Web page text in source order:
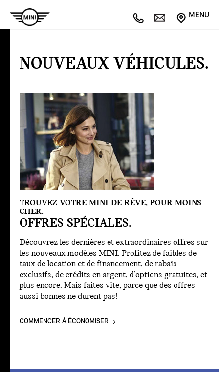
MENU
VÉHICULES
Offres
NOUVEAUX VÉHICULES.
TROUVEZ VOTRE MINI DE RÊVE, POUR MOINS
CHER.
OFFRES SPÉCIALES.
Découvrez les dernières et extraordinaires offres sur
les nouveaux modèles MINI. Profitez de faibles de
taux de location et de financement, de rabais
exclusifs, de crédits en argent, d’options gratuites, et
plus encore. Mais faites vite, parce que des offres
aussi bonnes ne durent pas!
COMMENCER À ÉCONOMISER